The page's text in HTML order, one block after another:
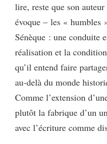
lire, reste que son
évoque – les « humbles
Sénèque : une conduite
réalisation et la
qu’il entend faire
au-delà du monde
Comme l’extension
plutôt la fabrique d’un
avec l’écriture comme